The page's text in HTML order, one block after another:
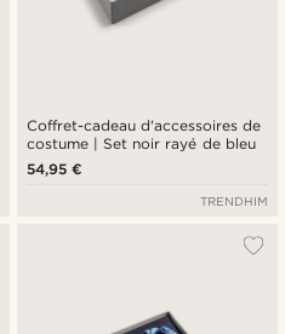
Coffret-cadeau d'accessoires de
costume | Set noir rayé de bleu
54,95 €
TRENDHIM